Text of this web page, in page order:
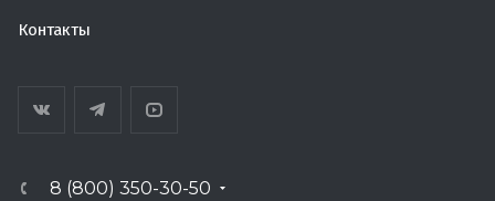
Контакты
8 (800) 350-30-50